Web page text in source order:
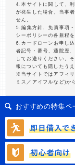
4.本サイトに関して、
が発生した場合、当事
せん。
5.編集方針、免責事項
シーポリシーの各規程
6.カードローンお申し
者記号・番号、通院歴
してお送りください。
報についても隠したう
※当サイトではアフィ
ミス／アイフルなど)か
おすすめの特集ペ